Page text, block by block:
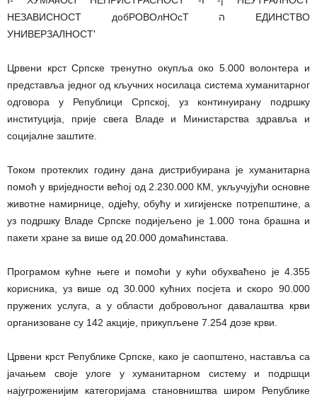
Црвени крст Српске тренутно окупља око 5.000 волонтера и
представља једног од кључних носилаца система хуманитарног
одговора у Републици Српској, уз континуирану подршку
институција, прије свега Владе и Министарства здравља и
социјалне заштите.
Током протеклих годину дана дистрибуирана је хуманитарна
помоћ у вриједности већој од 2.230.000 КМ, укључујући основне
животне намирнице, одјећу, обућу и хигијенске потрепштине, а
уз подршку Владе Српске подијељено је 1.000 тона брашна и
пакети хране за више од 20.000 домаћинстава.
Програмом кућне његе и помоћи у кући обухваћено је 4.355
корисника, уз више од 30.000 кућних посјета и скоро 90.000
пружених услуга, а у области добровољног давалаштва крви
организоване су 142 акције, прикупљене 7.254 дозе крви.
Црвени крст Републике Српске, како је саопштено, наставља са
јачањем своје улоге у хуманитарном систему и подршци
најугроженијим категоријама становништва широм Републике